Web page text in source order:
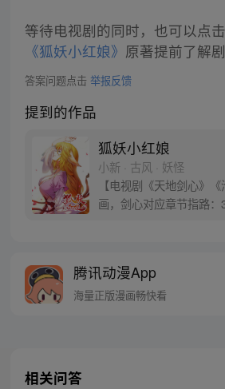
等待电视剧的同时，也可以点
《狐妖小红娘》 原著提前了解剧
答案问题点击 举报反馈
提到的作品
狐妖小红娘
小新 · 古风 · 妖怪
【电视剧《天地剑心》
画，剑心对应章节指路
腾讯动漫App
海量正版漫画畅快看
相关问答